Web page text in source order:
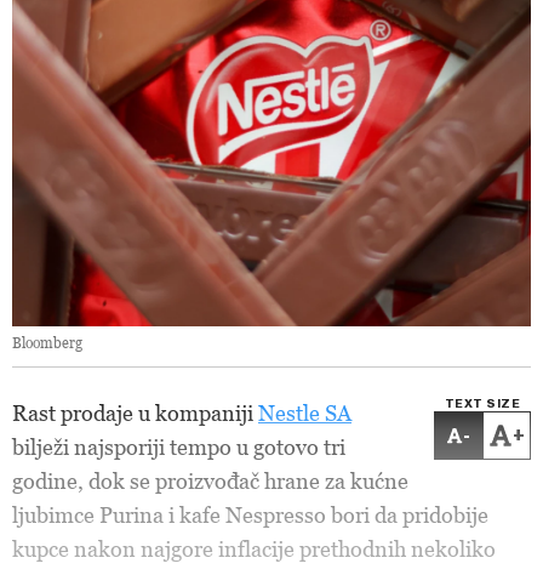
Bloomberg
TEXT SIZE
- +
Rast prodaje u kompaniji Nestle SA
bilježi najsporiji tempo u gotovo tri
godine, dok se proizvođač hrane za kućne
ljubimce Purina i kafe Nespresso bori da pridobije
kupce nakon najgore inflacije prethodnih nekoliko